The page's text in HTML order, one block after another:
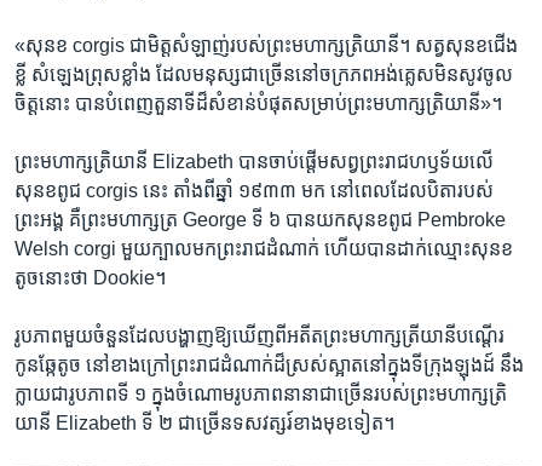
«សុនខ​ corgis ជា​មិត្ត​សំឡាញ់​របស់​ព្រះមហាក្ស​ត្រិយានី។ សត្វ​សុនខ​ជើង​
ខ្លី សំឡេង​ព្រុស​ខ្លាំង​ ដែល​មនុស្ស​ជា​ច្រើន​នៅ​ចក្រភព​អង់គ្លេស​មិនសូវ​ចូល
ចិត្ត​នោះ បាន​បំពេញ​តួនាទី​ដ៏​សំខាន់​បំផុត​សម្រាប់​ព្រះ​មហាក្សត្រិយានី»។
ព្រះមហាក្សត្រិយានី Elizabeth បាន​ចាប់​ផ្តើម​សព្វ​ព្រះរាជ​ហឫទ័យលើ​
សុនខ​ពូជ corgis​ នេះ​ តាំង​ពី​ឆ្នាំ​ ១៩៣៣​ មក នៅ​ពេល​ដែល​បិតា​របស់​
ព្រះអង្គ​ គឺ​ព្រះមហាក្សត្រ George ទី​ ៦​ បាន​យកសុនខ​ពូជ Pembroke
Welsh corgi មួយ​ក្បាល​មកព្រះរាជដំណាក់ ហើយបានដាក់​ឈ្មោះ​សុនខ​
តូច​នោះ​ថា Dookie។
រូប​ភាព​មួយ​ចំនួន​ដែល​បង្ហាញ​ឱ្យ​ឃើញ​ពី​អតីត​ព្រះមហាក្សត្រីយានី​បណ្តើរ
កូន​ឆ្កែ​តូច​ នៅ​ខាង​ក្រៅ​ព្រះរាជដំណាក់​ដ៏​ស្រស់​ស្អាត​នៅ​ក្នុង​ទីក្រុង​ឡុងដ៍​ នឹង
ក្លាយ​ជា​រូប​ភាព​ទី ១ ​ក្នុង​ចំណោម​រូបភាពនានា​ជា​ច្រើនរបស់​ព្រះមហាក្សត្រិ
យានី Elizabeth ទី ២ ​ជា​ច្រើន​ទសវត្សរ៍​ខាង​មុខ​ទៀត។